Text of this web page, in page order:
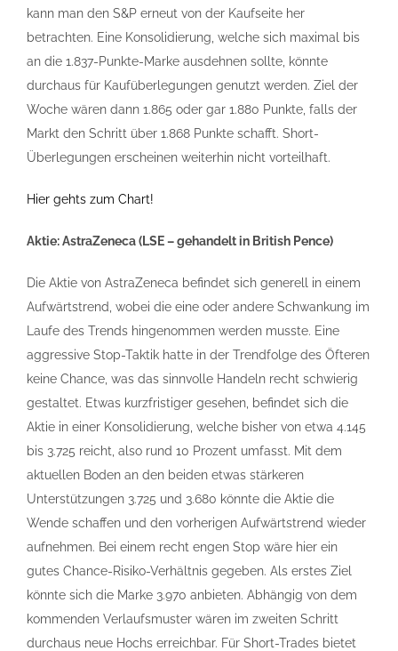
kann man den S&P erneut von der Kaufseite her
betrachten. Eine Konsolidierung, welche sich maximal bis
an die 1.837-Punkte-Marke ausdehnen sollte, könnte
durchaus für Kaufüberlegungen genutzt werden. Ziel der
Woche wären dann 1.865 oder gar 1.880 Punkte, falls der
Markt den Schritt über 1.868 Punkte schafft. Short-
Überlegungen erscheinen weiterhin nicht vorteilhaft.
Hier gehts zum Chart!
Aktie: AstraZeneca (LSE – gehandelt in British Pence)
Die Aktie von AstraZeneca befindet sich generell in einem
Aufwärtstrend, wobei die eine oder andere Schwankung im
Laufe des Trends hingenommen werden musste. Eine
aggressive Stop-Taktik hatte in der Trendfolge des Öfteren
keine Chance, was das sinnvolle Handeln recht schwierig
gestaltet. Etwas kurzfristiger gesehen, befindet sich die
Aktie in einer Konsolidierung, welche bisher von etwa 4.145
bis 3.725 reicht, also rund 10 Prozent umfasst. Mit dem
aktuellen Boden an den beiden etwas stärkeren
Unterstützungen 3.725 und 3.680 könnte die Aktie die
Wende schaffen und den vorherigen Aufwärtstrend wieder
aufnehmen. Bei einem recht engen Stop wäre hier ein
gutes Chance-Risiko-Verhältnis gegeben. Als erstes Ziel
könnte sich die Marke 3.970 anbieten. Abhängig von dem
kommenden Verlaufsmuster wären im zweiten Schritt
durchaus neue Hochs erreichbar. Für Short-Trades bietet